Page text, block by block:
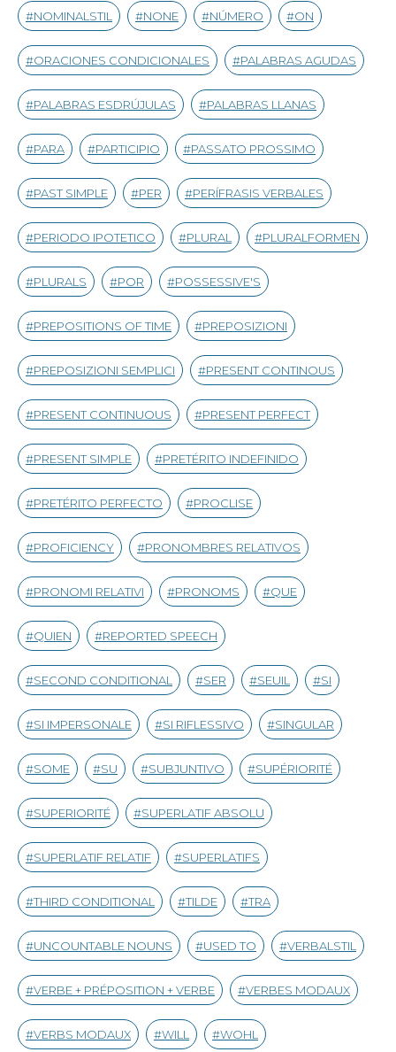
NOMINALSTIL NONE NÚMERO ON
ORACIONES CONDICIONALES PALABRAS AGUDAS
PALABRAS ESDRÚJULAS PALABRAS LLANAS
PARA PARTICIPIO PASSATO PROSSIMO
PAST SIMPLE PER PERÍFRASIS VERBALES
PERIODO IPOTETICO PLURAL PLURALFORMEN
PLURALS POR POSSESSIVE'S
PREPOSITIONS OF TIME PREPOSIZIONI
PREPOSIZIONI SEMPLICI PRESENT CONTINOUS
PRESENT CONTINUOUS PRESENT PERFECT
PRESENT SIMPLE PRETÉRITO INDEFINIDO
PRETÉRITO PERFECTO PROCLISE
PROFICIENCY PRONOMBRES RELATIVOS
PRONOMI RELATIVI PRONOMS QUE
QUIEN REPORTED SPEECH
SECOND CONDITIONAL SER SEUIL SI
SI IMPERSONALE SI RIFLESSIVO SINGULAR
SOME SU SUBJUNTIVO SUPÉRIORITÉ
SUPERIORITÉ SUPERLATIF ABSOLU
SUPERLATIF RELATIF SUPERLATIFS
THIRD CONDITIONAL TILDE TRA
UNCOUNTABLE NOUNS USED TO VERBALSTIL
VERBE + PRÉPOSITION + VERBE VERBES MODAUX
VERBS MODAUX WILL WOHL